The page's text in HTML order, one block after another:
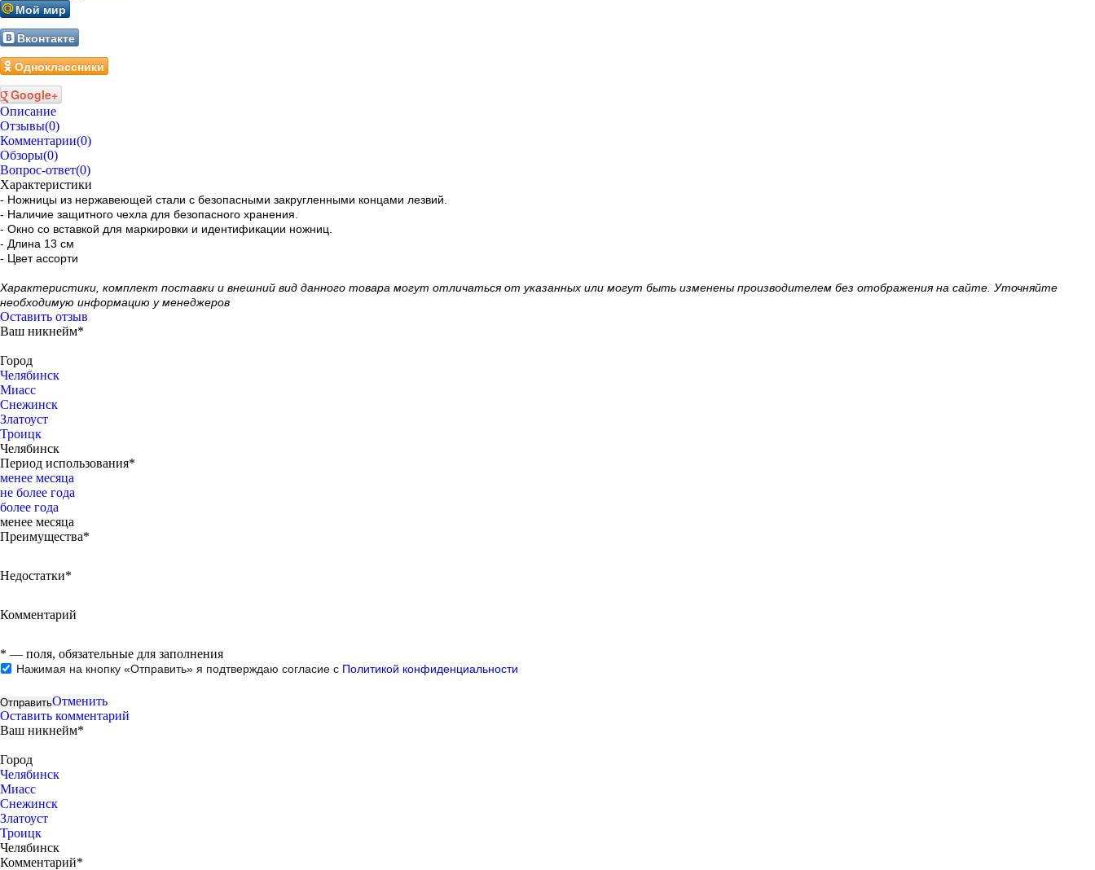
Мой мир
Вконтакте
Одноклассники
Google+
Описание
Отзывы(0)
Комментарии(0)
Обзоры(0)
Вопрос-ответ(0)
Характеристики
- Ножницы из нержавеющей стали с безопасными закругленными концами лезвий.
- Наличие защитного чехла для безопасного хранения.
- Окно со вставкой для маркировки и идентификации ножниц.
- Длина 13 см
- Цвет ассорти
Xарактеристики, комплект поставки и внешний вид данного товара могут отличаться от указанных или могут быть изменены производителем без отображения на сайте. Уточняйте
необходимую информацию у менеджеров
Оставить отзыв
Ваш никнейм*
Город
Челябинск
Миасс
Снежинск
Златоуст
Троицк
Челябинск
Период использования*
менее месяца
не более года
более года
менее месяца
Преимущества*
Недостатки*
Комментарий
* — поля, обязательные для заполнения
Нажимая на кнопку «Отправить» я подтверждаю согласие с Политикой конфиденциальности
Отменить
Оставить комментарий
Ваш никнейм*
Город
Челябинск
Миасс
Снежинск
Златоуст
Троицк
Челябинск
Комментарий*